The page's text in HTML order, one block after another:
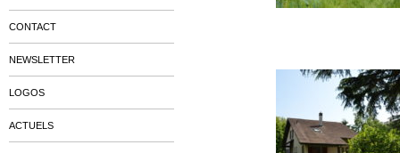
CONTACT
NEWSLETTER
LOGOS
ACTUELS